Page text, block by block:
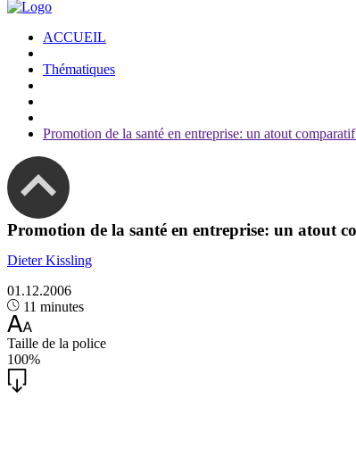
ACCUEIL
Thématiques
Promotion de la santé en entreprise: un atout
Promotion de la santé en entreprise: un atout
Dieter Kissling
01.12.2006
11 minutes
Taille de la police
100%